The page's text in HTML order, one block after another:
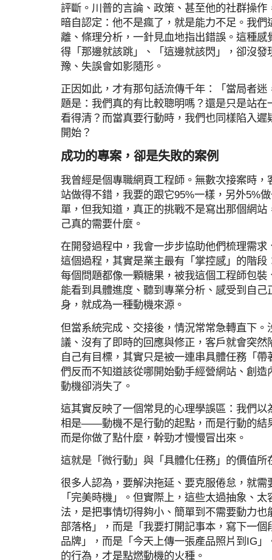
評斷。川普的言論、政策、甚至他的社群操
暗自認定：他不是瘋了，就是能力不足。我
離、條理分析，一針見血地指出錯誤。這種
得「那邊就該跳」、「這邊就該閃」，卻沒
豫、失誤會如影隨形。
正因如此，才有那句話流傳千年：「當局者
題是：我們真的有比較聰明嗎？還是只是站
看得清？而當真要行動時，我們也同樣陷入
開始？
成功的專案，卻是失敗的案例
我曾經是個專職網頁工程師。無數次接案時
站做得不錯，我要的跟它95%一樣，另外5%
單，但我知道，真正的挑戰不是寫出那個網
己真的需要什麼。
在開發過程中，我會一步步協助他們梳理需
這個過程，其實是業主最有「掌控感」的階
每個問題都像一顆糖果，被我這個工程師包
能看到具體進度、聽到專業分析、感受到自
身，就成為一種動機來源。
但當系統完成、交接後，情況常常急轉直下
議、沒有了即時的回應與修正，客戶就會突
自己有目標，其實只是被一連串具體任務「
們反而不知道該從哪開始動手經營網站、創
動機卻消失了。
這其實反映了一個常見的心理學誤區：我們
相是——動機不是行動的起點，而是行動的結
而是你做了點什麼，幹勁才慢慢冒出來。
這就是「微行動」與「具體化任務」的價值所
很多人認為，要解決拖延、要克服倦怠，就
「完美時機」。但實際上，這些太過抽象、
法，是把事情切得夠小、簡單到不需要動力
部落格」，而是「我要打開記事本，寫下一
品牌」，而是「今天上傳一張產品照片到IG
的行為，才是點燃動機的火種。